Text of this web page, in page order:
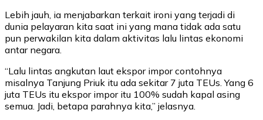
Lebih jauh, ia menjabarkan terkait ironi yang terjadi di
dunia pelayaran kita saat ini yang mana tidak ada satu
pun perwakilan kita dalam aktivitas lalu lintas ekonomi
antar negara.
“Lalu lintas angkutan laut ekspor impor contohnya
misalnya Tanjung Priuk itu ada sekitar 7 juta TEUs. Yang 6
juta TEUs itu ekspor impor itu 100% sudah kapal asing
semua. Jadi, betapa parahnya kita,” jelasnya.